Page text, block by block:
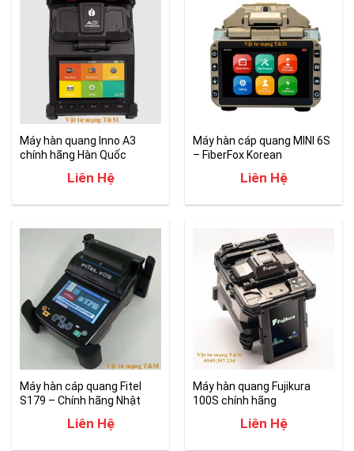
Máy hàn quang Inno A3
chính hãng Hàn Quốc
Liên Hệ
Máy hàn cáp quang MINI 6S
– FiberFox Korean
Liên Hệ
Máy hàn cáp quang Fitel
S179 – Chính hãng Nhật
Liên Hệ
Máy hàn quang Fujikura
100S chính hãng
Liên Hệ